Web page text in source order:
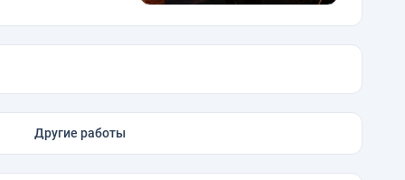
Другие работы